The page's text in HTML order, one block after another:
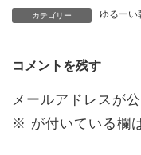
カテゴリー ゆるーい
コメントを残す
メールアドレスが
※ が付いている欄